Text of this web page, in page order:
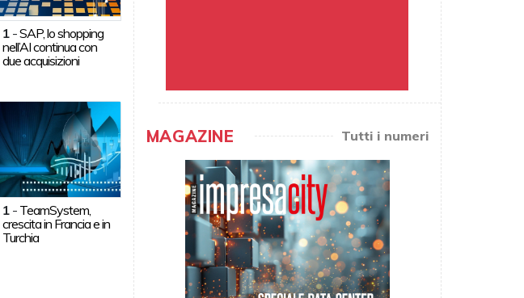
1 -SAP, lo shopping
nell’AI continua con
due acquisizioni
1 - TeamSystem,
crescita in Francia e in
Turchia
MAGAZINE Tutti i numeri